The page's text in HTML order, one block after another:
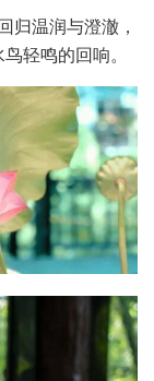
归温润与澄澈，
轻鸣的回响。